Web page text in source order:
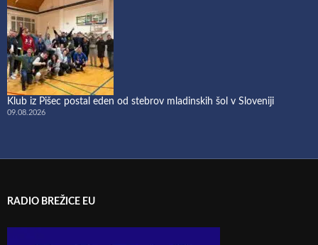
Klub iz Pišec postal eden od stebrov mladinskih šol v Sloveniji
09.08.2026
RADIO BREŽICE EU